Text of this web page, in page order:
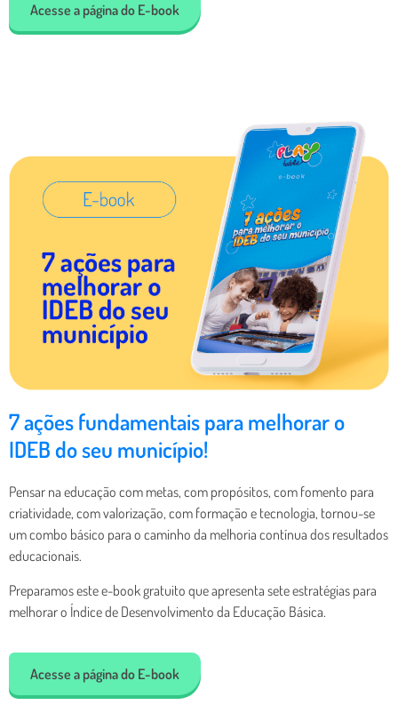
Acesse a página do E-book
7 ações fundamentais para melhorar o
IDEB do seu município!
Pensar na educação com metas, com propósitos, com fomento para
criatividade, com valorização, com formação e tecnologia, tornou-se
um combo básico para o caminho da melhoria contínua dos resultados
educacionais.
Preparamos este e-book gratuito que apresenta sete estratégias para
melhorar o Índice de Desenvolvimento da Educação Básica.
Acesse a página do E-book